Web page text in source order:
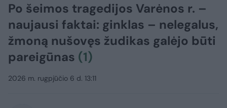
Po šeimos tragedijos Varėnos r. –
naujausi faktai: ginklas – nelegalus,
žmoną nušovęs žudikas galėjo būti
pareigūnas (1)
2026 m. rugpjūčio 6 d. 13:11